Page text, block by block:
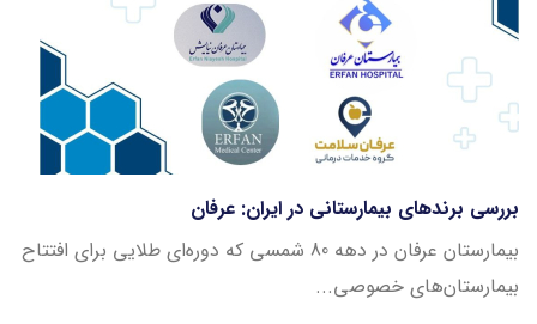
بررسی برندهای بیمارستانی در ایران: عرفان
بیمارستان عرفان در دهه 80 شمسی که دوره‌ای طلایی برای افتتاح
بیمارستان‌های خصوصی...